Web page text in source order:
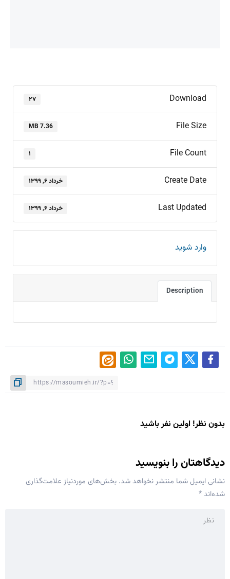
Download ۲۷
File Size
7.36 MB
File Count ۱
Create Date خرداد ۶, ۱۳۹۹
Last Updated خرداد ۶, ۱۳۹۹
وارد شوید
Description
بدون نظر! اولین نفر باشید
دیدگاهتان را بنویسید
نشانی ایمیل شما منتشر نخواهد شد. بخش‌های موردنیاز علامت‌گذاری
شده‌اند*